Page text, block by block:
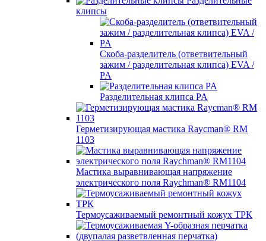
клипсы
Скоба-разделитель (ответвительный
зажим / разделительная клипса) EVA /
PA
Разделительная клипса PA
Герметизирующая мастика Raycman® RM
1103
Мастика выравнивающая напряжение
электрического поля Raychman® RM1104
Термоусаживаемый ремонтный кожух ТРК